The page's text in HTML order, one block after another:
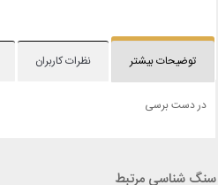
توضیحات بیشتر نظرات کاربران
در دست برسی
سنگ شناسی مرتبط